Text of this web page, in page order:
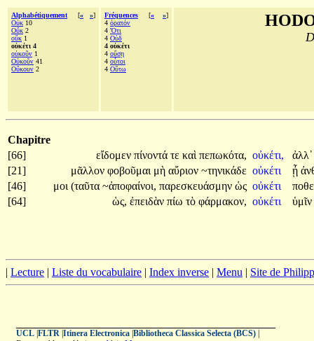
Alphabétiquement [« »]
Οὐκ 10
Οὔκ 2
οὔκ 1
οὐκέτι 4
οὐκοῦν 1
Οὐκοῦν 41
Οὔκουν 2
Fréquences [« »]
4 ὁρατόν
4 Ὅτι
4 Οὐδ
4 οὐκέτι
4 οὔσῃ
4 οὗτοι
4 Οὕτω
Chapitre
[66]
εἴδομεν πίνοντά τε καὶ πεπωκότα, οὐκέτι,
ἀλλ᾽
[21]
μᾶλλον φοβοῦμαι μὴ αὔριον ~τηνικάδε οὐκέτι ᾖ
[46]
μοι (ταῦτα ~ἀποφαίνοι, παρεσκευάσμην ὡς οὐκέτι
[64]
ὡς, ἐπειδὰν πίω τὸ φάρμακον, οὐκέτι ὑμῖν
| Lecture | Liste du vocabulaire | Index inverse | Menu | Site de
UCL| FLTR| Itinera Electronica| Bibliotheca Classica Selecta (BCS)|